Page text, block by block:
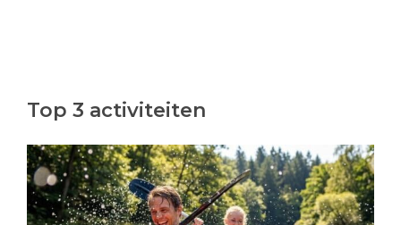
Top 3 activiteiten